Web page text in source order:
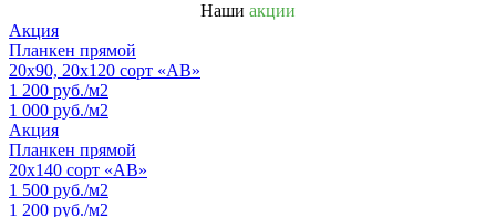
Наши акции
Акция
Планкен прямой
20х90, 20х120 сорт «АВ»
1 200 руб./м2
1 000 руб./м2
Акция
Планкен прямой
20х140 сорт «АВ»
1 500 руб./м2
1 200 руб./м2